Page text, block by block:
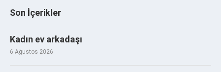
Son İçerikler
Kadın ev arkadaşı
6 Ağustos 2026